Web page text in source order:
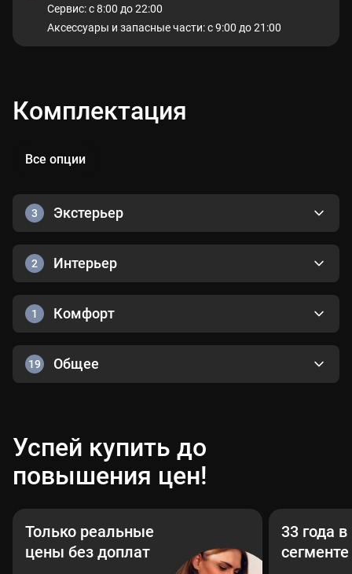
Сервис: c 8:00 до 22:00
Аксессуары и запасные части: с 9:00 до 21:00
Комплектация
Все опции
3 Экстерьер
2 Интерьер
1 Комфорт
19 Общее
Успей купить до
повышения цен!
Только реальные
цены без доплат
33 года
сегменте